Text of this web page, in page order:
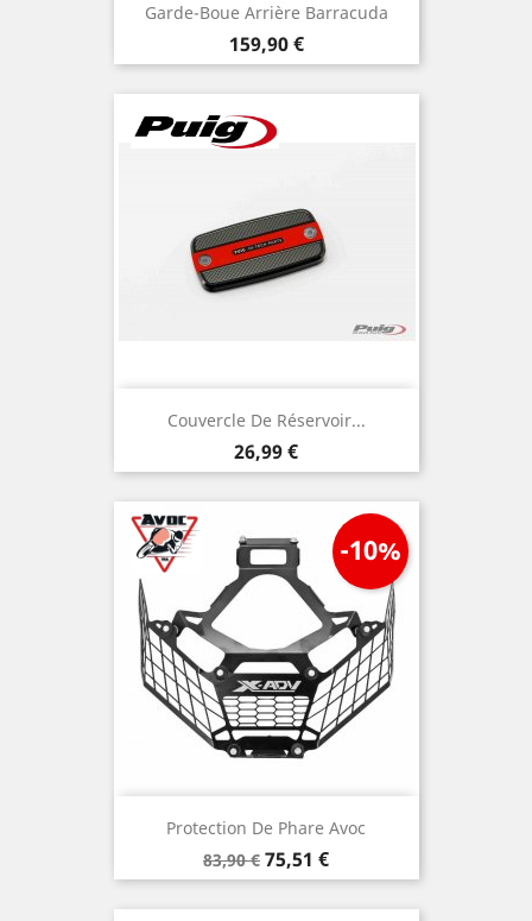
Garde-Boue Arrière Barracuda
Prix
159,90 €
Couvercle De Réservoir...
Prix
26,99 €
Protection De Phare Avoc
Prix
de
base
83,90 €
-10%
Prix
75,51 €